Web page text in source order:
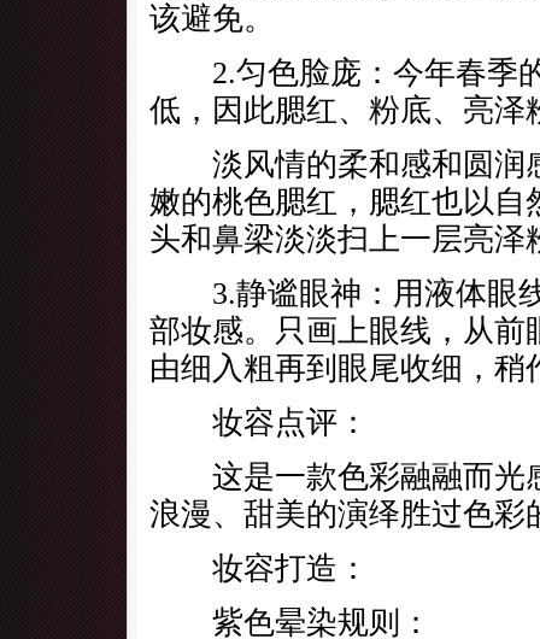
该避免。
2.匀色脸庞：今年春季
低，因此腮红、粉底、亮泽
淡风情的柔和感和圆润
嫩的桃色腮红，腮红也以自
头和鼻梁淡淡扫上一层亮泽
3.静谧眼神：用液体眼
部妆感。只画上眼线，从前
由细入粗再到眼尾收细，稍
妆容点评：
这是一款色彩融融而光
浪漫、甜美的演绎胜过色彩
妆容打造：
紫色晕染规则：